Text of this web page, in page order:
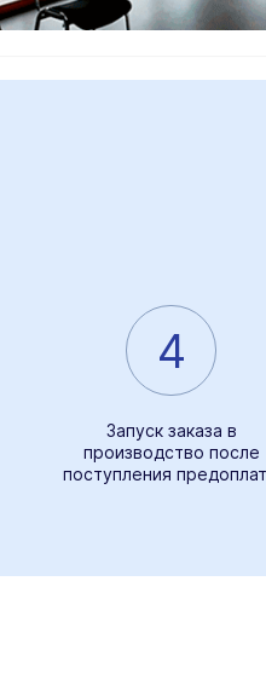
4
Запуск заказа в
производство после
поступления